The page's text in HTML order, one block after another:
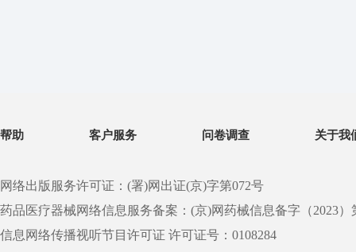
帮助 客户服务 问卷调查 关于我
网络出版服务许可证：(署)网出证(京)字第072号
药品医疗器械网络信息服务备案：(京)网药械信息备字（2023）
信息网络传播视听节目许可证 许可证号：0108284